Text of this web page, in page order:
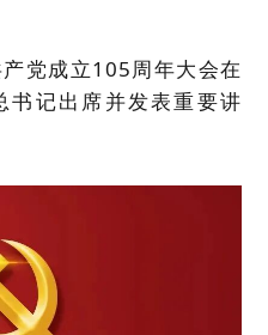
党成立105周年大会在
书记出席并发表重要讲